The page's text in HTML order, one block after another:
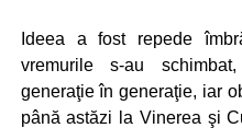
Ideea a fost repede
vremurile s-au
generaţie în generaţie, iar
până astăzi la Vinerea şi